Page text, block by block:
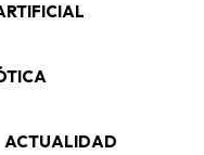
ACTUALIDAD